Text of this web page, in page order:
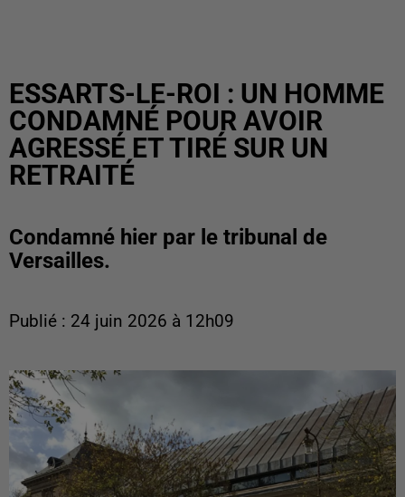
ESSARTS-LE-ROI : UN HOMME
CONDAMNÉ POUR AVOIR
AGRESSÉ ET TIRÉ SUR UN
RETRAITÉ
Condamné hier par le tribunal de
Versailles.
Publié : 24 juin 2026 à 12h09